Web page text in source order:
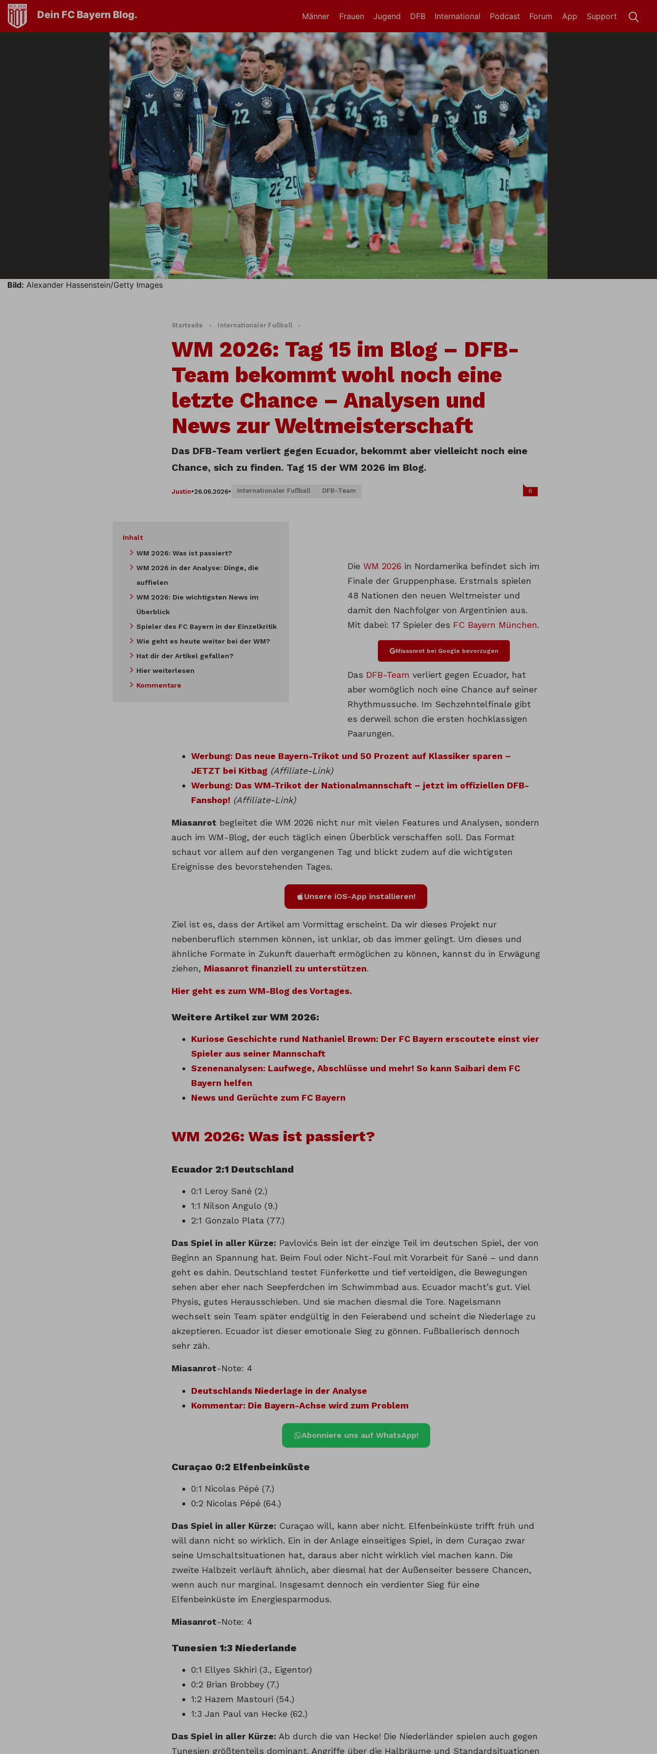
Dein FC Bayern Blog. Männer Frauen Jugend DFB International Support
App
Forum
Podcast
Bild: Alexander Hassenstein/Getty Images
Startseite » Internationaler Fußball »
WM 2026: Tag 15 im Blog – DFB-
Team bekommt wohl noch eine
letzte Chance – Analysen und
News zur Weltmeisterschaft
Das DFB-Team verliert gegen Ecuador, bekommt aber vielleicht noch eine
Chance, sich zu finden. Tag 15 der WM 2026 im Blog.
Justin•26.06.2026• Internationaler Fußball DFB-Team 6
Inhalt
WM 2026: Was ist passiert?
WM 2026 in der Analyse: Dinge, die
auffielen
WM 2026: Die wichtigsten News im
Überblick
Spieler des FC Bayern in der Einzelkritik
Wie geht es heute weiter bei der WM?
Hat dir der Artikel gefallen?
Hier weiterlesen
Kommentare
Die WM 2026 in Nordamerika befindet sich im
Finale der Gruppenphase. Erstmals spielen
48 Nationen den neuen Weltmeister und
damit den Nachfolger von Argentinien aus.
Mit dabei: 17 Spieler des FC Bayern München.
Miasanrot bei Google bevorzugen
Das DFB-Team verliert gegen Ecuador, hat
aber womöglich noch eine Chance auf seiner
Rhythmussuche. Im Sechzehntelfinale gibt
es derweil schon die ersten hochklassigen
Paarungen.
Werbung: Das neue Bayern-Trikot und 50 Prozent auf Klassiker sparen –
JETZT bei Kitbag (Affiliate-Link)
Werbung: Das WM-Trikot der Nationalmannschaft – jetzt im offiziellen DFB-
Fanshop! (Affiliate-Link)
Miasanrot begleitet die WM 2026 nicht nur mit vielen Features und Analysen, sondern
auch im WM-Blog, der euch täglich einen Überblick verschaffen soll. Das Format
schaut vor allem auf den vergangenen Tag und blickt zudem auf die wichtigsten
Ereignisse des bevorstehenden Tages.
Unsere iOS-App installieren!
Ziel ist es, dass der Artikel am Vormittag erscheint. Da wir dieses Projekt nur
nebenberuflich stemmen können, ist unklar, ob das immer gelingt. Um dieses und
ähnliche Formate in Zukunft dauerhaft ermöglichen zu können, kannst du in Erwägung
ziehen, Miasanrot finanziell zu unterstützen.
Hier geht es zum WM-Blog des Vortages.
Weitere Artikel zur WM 2026:
Kuriose Geschichte rund Nathaniel Brown: Der FC Bayern erscoutete einst vier
Spieler aus seiner Mannschaft
Szenenanalysen: Laufwege, Abschlüsse und mehr! So kann Saibari dem FC
Bayern helfen
News und Gerüchte zum FC Bayern
WM 2026: Was ist passiert?
Ecuador 2:1 Deutschland
0:1 Leroy Sané (2.)
1:1 Nilson Angulo (9.)
2:1 Gonzalo Plata (77.)
Das Spiel in aller Kürze: Pavlovićs Bein ist der einzige Teil im deutschen Spiel, der von
Beginn an Spannung hat. Beim Foul oder Nicht-Foul mit Vorarbeit für Sané – und dann
geht es dahin. Deutschland testet Fünferkette und tief verteidigen, die Bewegungen
sehen aber eher nach Seepferdchen im Schwimmbad aus. Ecuador macht’s gut. Viel
Physis, gutes Herausschieben. Und sie machen diesmal die Tore. Nagelsmann
wechselt sein Team später endgültig in den Feierabend und scheint die Niederlage zu
akzeptieren. Ecuador ist dieser emotionale Sieg zu gönnen. Fußballerisch dennoch
sehr zäh.
Miasanrot-Note: 4
Deutschlands Niederlage in der Analyse
Kommentar: Die Bayern-Achse wird zum Problem
Abonniere uns auf WhatsApp!
Curaçao 0:2 Elfenbeinküste
0:1 Nicolas Pépé (7.)
0:2 Nicolas Pépé (64.)
Das Spiel in aller Kürze: Curaçao will, kann aber nicht. Elfenbeinküste trifft früh und
will dann nicht so wirklich. Ein in der Anlage einseitiges Spiel, in dem Curaçao zwar
seine Umschaltsituationen hat, daraus aber nicht wirklich viel machen kann. Die
zweite Halbzeit verläuft ähnlich, aber diesmal hat der Außenseiter bessere Chancen,
wenn auch nur marginal. Insgesamt dennoch ein verdienter Sieg für eine
Elfenbeinküste im Energiesparmodus.
Miasanrot-Note: 4
Tunesien 1:3 Niederlande
0:1 Ellyes Skhiri (3., Eigentor)
0:2 Brian Brobbey (7.)
1:2 Hazem Mastouri (54.)
1:3 Jan Paul van Hecke (62.)
Das Spiel in aller Kürze: Ab durch die van Hecke! Die Niederländer spielen auch gegen
Tunesien größtenteils dominant. Angriffe über die Halbräume und Standardsituationen